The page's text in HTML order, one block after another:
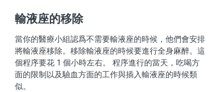
輸液座的移除
當你的醫療小組認爲不需要輸液座的時候，他們會安排
將輸液座移除。移除輸液座的時候要進行全身麻醉。這
個程序要花 1 個小時左右。 程序進行的當天，吃喝方
面的限制以及驗血方面的工作與插入輸液座的時候類
似。